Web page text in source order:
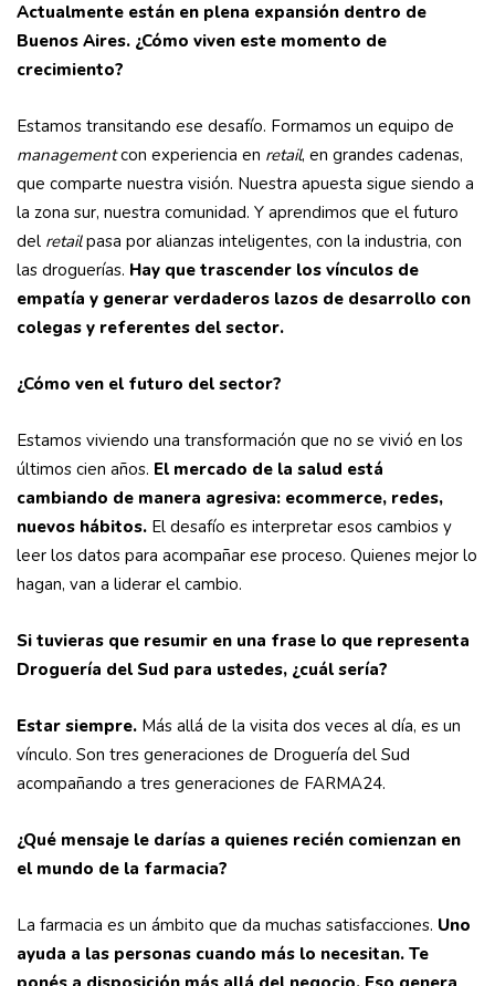
Actualmente están en plena expansión dentro de
Buenos Aires. ¿Cómo viven este momento de
crecimiento?
Estamos transitando ese desafío. Formamos un equipo de
managementcon experiencia en retail, en grandes cadenas,
que comparte nuestra visión. Nuestra apuesta sigue siendo a
la zona sur, nuestra comunidad. Y aprendimos que el futuro
del retailpasa por alianzas inteligentes, con la industria, con
las droguerías. Hay que trascender los vínculos de
empatía y generar verdaderos lazos de desarrollo con
colegas y referentes del sector.
¿Cómo ven el futuro del sector?
Estamos viviendo una transformación que no se vivió en los
últimos cien años. El mercado de la salud está
cambiando de manera agresiva: ecommerce, redes,
nuevos hábitos. El desafío es interpretar esos cambios y
leer los datos para acompañar ese proceso. Quienes mejor lo
hagan, van a liderar el cambio.
Si tuvieras que resumir en una frase lo que representa
Droguería del Sud para ustedes, ¿cuál sería?
Estar siempre. Más allá de la visita dos veces al día, es un
vínculo. Son tres generaciones de Droguería del Sud
acompañando a tres generaciones de FARMA24.
¿Qué mensaje le darías a quienes recién comienzan en
el mundo de la farmacia?
La farmacia es un ámbito que da muchas satisfacciones. Uno
ayuda a las personas cuando más lo necesitan. Te